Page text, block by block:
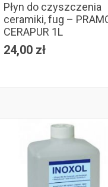
Płyn do czyszczenia
ceramiki, fug –
CERAPUR 1L
24,00 zł